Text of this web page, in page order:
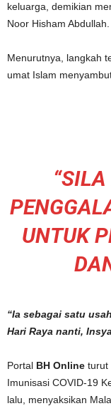
keluarga, demikian
Noor Hisham Abdullah.
Menurutnya, langkah
umat Islam
UNTUK
“Ia sebagai satu
Hari Raya nanti,
Portal BH Online turut
Imunisasi COVID-19
lalu, menyaksikan